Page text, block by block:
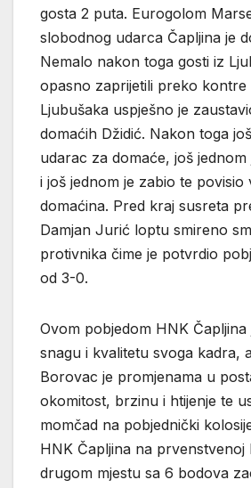
gosta 2 puta. Eurogolom
slobodnog udarca Čapljina je
Nemalo nakon toga gosti iz
opasno zaprijetili preko kontre
Ljubušaka uspješno je
domaćih Džidić. Nakon toga
udarac za domaće, još
i još jednom je zabio te povisio
domaćina. Pred kraj susreta
Damjan Jurić loptu smireno
protivnika čime je potvrdio
od 3-0.
Ovom pobjedom HNK
snagu i kvalitetu svoga kadra,
Borovac je promjenama u
okomitost, brzinu i htijenje te
momčad na pobjednički
HNK Čapljina na prvenstvenoj
drugom mjestu sa 6 bodova